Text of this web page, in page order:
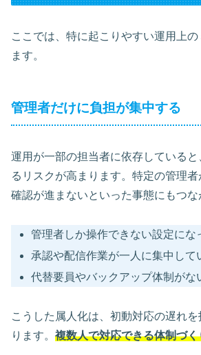
ここでは、特に起こりやすい運用上
ます。
管理者だけに負担が集中する
運用が一部の担当者に依存している
るリスクが高まります。特定の管理
確認が進まないといった事態にもつな
管理者しか操作できない設定にな
承認や配信作業が一人に集中して
代替要員やバックアップ体制がな
こうした属人化は、初動対応の遅れ
ります。 複数人で対応できる体制づ